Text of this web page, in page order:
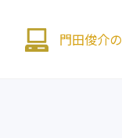
門田俊介の